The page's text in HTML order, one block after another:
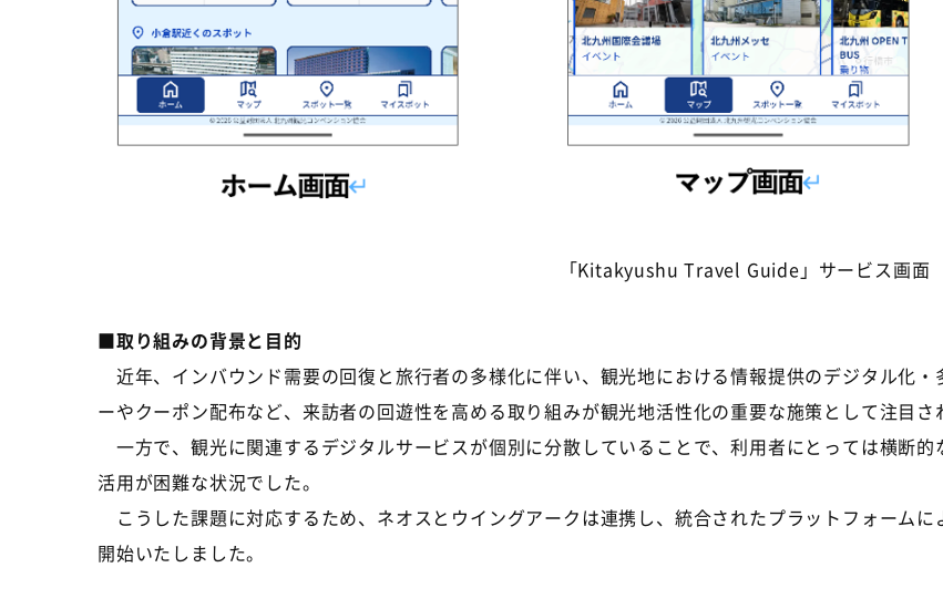
「Kitakyushu Travel Guide」サービス画面
■取り組みの背景と目的
近年、インバウンド需要の回復と旅行者の多様化に伴い、観光地における情報提供のデジタル化
ーやクーポン配布など、来訪者の回遊性を高める取り組みが観光地活性化の重要な施策として注目さ
一方で、観光に関連するデジタルサービスが個別に分散していることで、利用者にとっては横断
活用が困難な状況でした。
こうした課題に対応するため、ネオスとウイングアークは連携し、統合されたプラットフォーム
開始いたしました。